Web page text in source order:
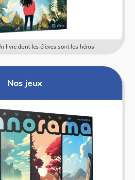
livre dont les élèves sont les héros
Nos jeux